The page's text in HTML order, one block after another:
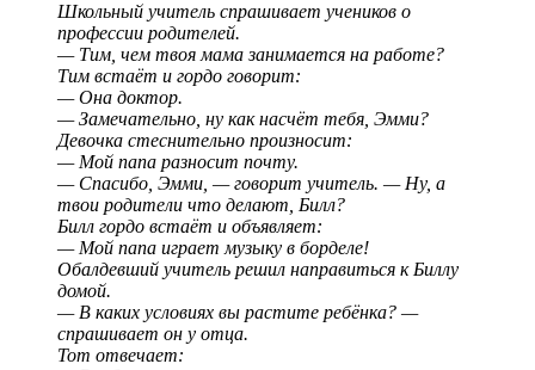
Школьный учитель спрашивает учеников о
профессии родителей.
— Тим, чем твоя мама занимается на работе?
Тим встаёт и гордо говорит:
— Она доктор.
— Замечательно, ну как насчёт тебя, Эмми?
Девочка стеснительно произносит:
— Мой папа разносит почту.
— Спасибо, Эмми, — говорит учитель. — Ну, а
твои родители что делают, Билл?
Билл гордо встаёт и объявляет:
— Мой папа играет музыку в борделе!
Обалдевший учитель решил направиться к Биллу
домой.
— В каких условиях вы растите ребёнка? —
спрашивает он у отца.
Тот отвечает: